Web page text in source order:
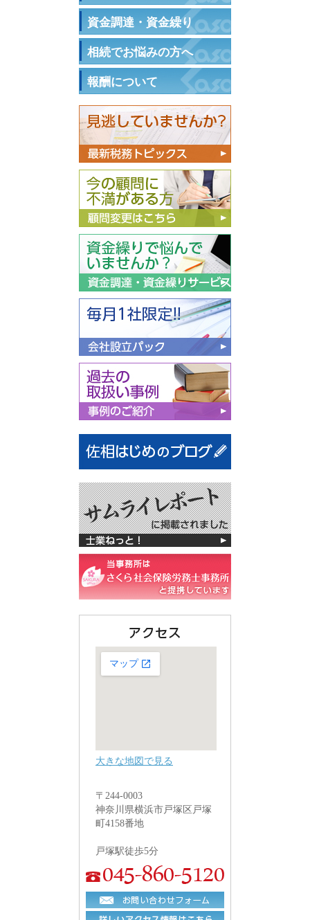
資金調達・資金繰り
相続でお悩みの方へ
報酬について
大きな地図で見る
〒244-0003
神奈川県横浜市戸塚区戸塚
町4158番地
戸塚駅徒歩5分